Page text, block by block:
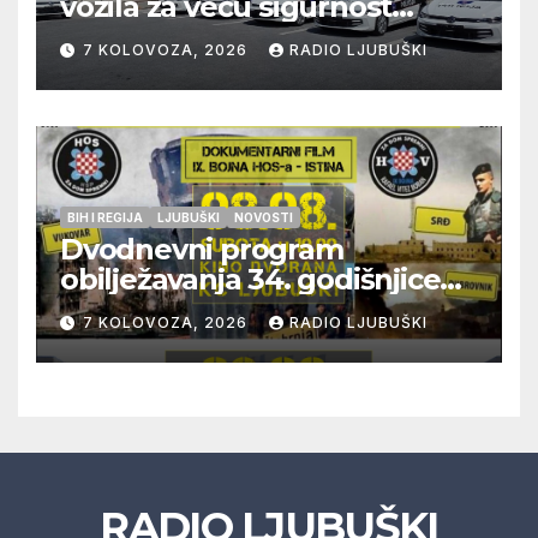
vozila za veću sigurnost
građana i učinkovitiji rad
policije
7 KOLOVOZA, 2026 RADIO LJUBUŠKI
BIH I REGIJA LJUBUŠKI NOVOSTI
Dvodnevni program
obilježavanja 34. godišnjice
pogibije generala Blaža
Kraljevića i osmorice
pripadnika HOS-a
7 KOLOVOZA, 2026 RADIO LJUBUŠKI
RADIO LJUBUŠKI